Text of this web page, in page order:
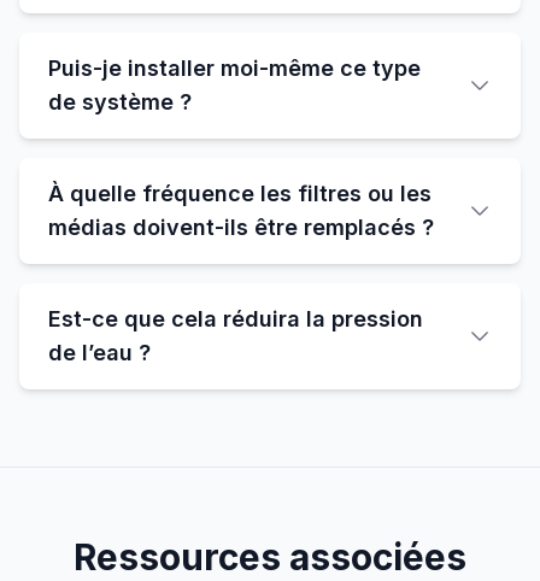
Puis-je installer moi-même ce type
de système ?
À quelle fréquence les filtres ou les
médias doivent-ils être remplacés ?
Est-ce que cela réduira la pression
de l’eau ?
Ressources associées